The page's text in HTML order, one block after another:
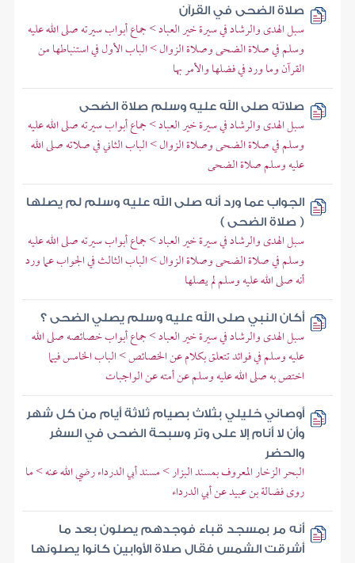
صلاة الضحى في القرآن
سبل الهدى والرشاد في سيرة خير العباد > جماع أبواب سيرته صلى الله عليه
وسلم في صلاة الضحى وصلاة الزوال > الباب الأول في استنباطها من
القرآن وما ورد في فضلها والأمر بها
صلاته صلى الله عليه وسلم صلاة الضحى
سبل الهدى والرشاد في سيرة خير العباد > جماع أبواب سيرته صلى الله عليه
وسلم في صلاة الضحى وصلاة الزوال > الباب الثاني في صلاته صلى الله
عليه وسلم صلاة الضحى
الجواب عما ورد أنه صلى الله عليه وسلم لم يصلها
( صلاة الضحى )
سبل الهدى والرشاد في سيرة خير العباد > جماع أبواب سيرته صلى الله عليه
وسلم في صلاة الضحى وصلاة الزوال > الباب الثالث في الجواب عما ورد
أنه صلى الله عليه وسلم لم يصلها
أكان النبي صلى الله عليه وسلم يصلي الضحى ؟
سبل الهدى والرشاد في سيرة خير العباد > جماع أبواب خصائصه صلى الله
عليه وسلم في فوائد تتعلق بكلام عن الخصائص > الباب الخامس فيما
اختص به صلى الله عليه وسلم عن أمته عن الواجبات
أوصاني خليلي بثلاث بصيام ثلاثة أيام من كل شهر
وأن لا أنام إلا على وتر وسبحة الضحى في السفر
والحضر
البحر الزخار المعروف بمسند البزار > مسند أبي الدرداء رضي الله عنه > ما
روى فضالة بن عبيد عن أبي الدرداء
أنه مر بمسجد قباء فوجدهم يصلون بعد ما
أشرقت الشمس فقال صلاة الأوابين كانوا يصلونها